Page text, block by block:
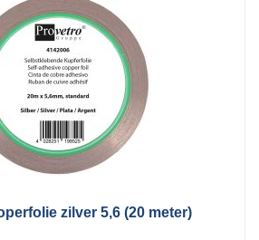
zilver 5,6 (20 meter)